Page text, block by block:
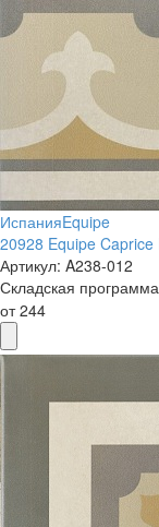
ИспанияEquipe
20928 Equipe
Артикул: A238-012
Складская программа
от244